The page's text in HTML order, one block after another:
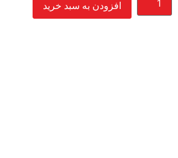
افزودن به سبد خرید